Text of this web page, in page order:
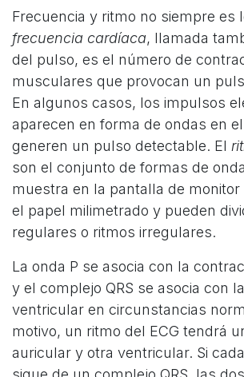
Frecuencia y ritmo no siempre es
frecuencia cardíaca, llamada
del pulso, es el número de
musculares que provocan un
En algunos casos, los impulsos
aparecen en forma de ondas en
generen un pulso detectable. El
son el conjunto de formas de
muestra en la pantalla de monitor
el papel milimetrado y pueden
regulares o ritmos irregulares.
La onda P se asocia con la
y el complejo QRS se asocia con
ventricular en circunstancias
motivo, un ritmo del ECG tendrá
auricular y otra ventricular. Si